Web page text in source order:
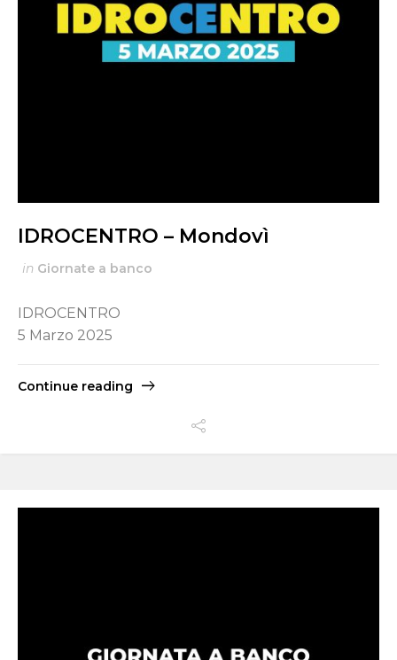
IDROCENTRO – Mondovì
in Giornate a banco
IDROCENTRO
5 Marzo 2025
Continue reading